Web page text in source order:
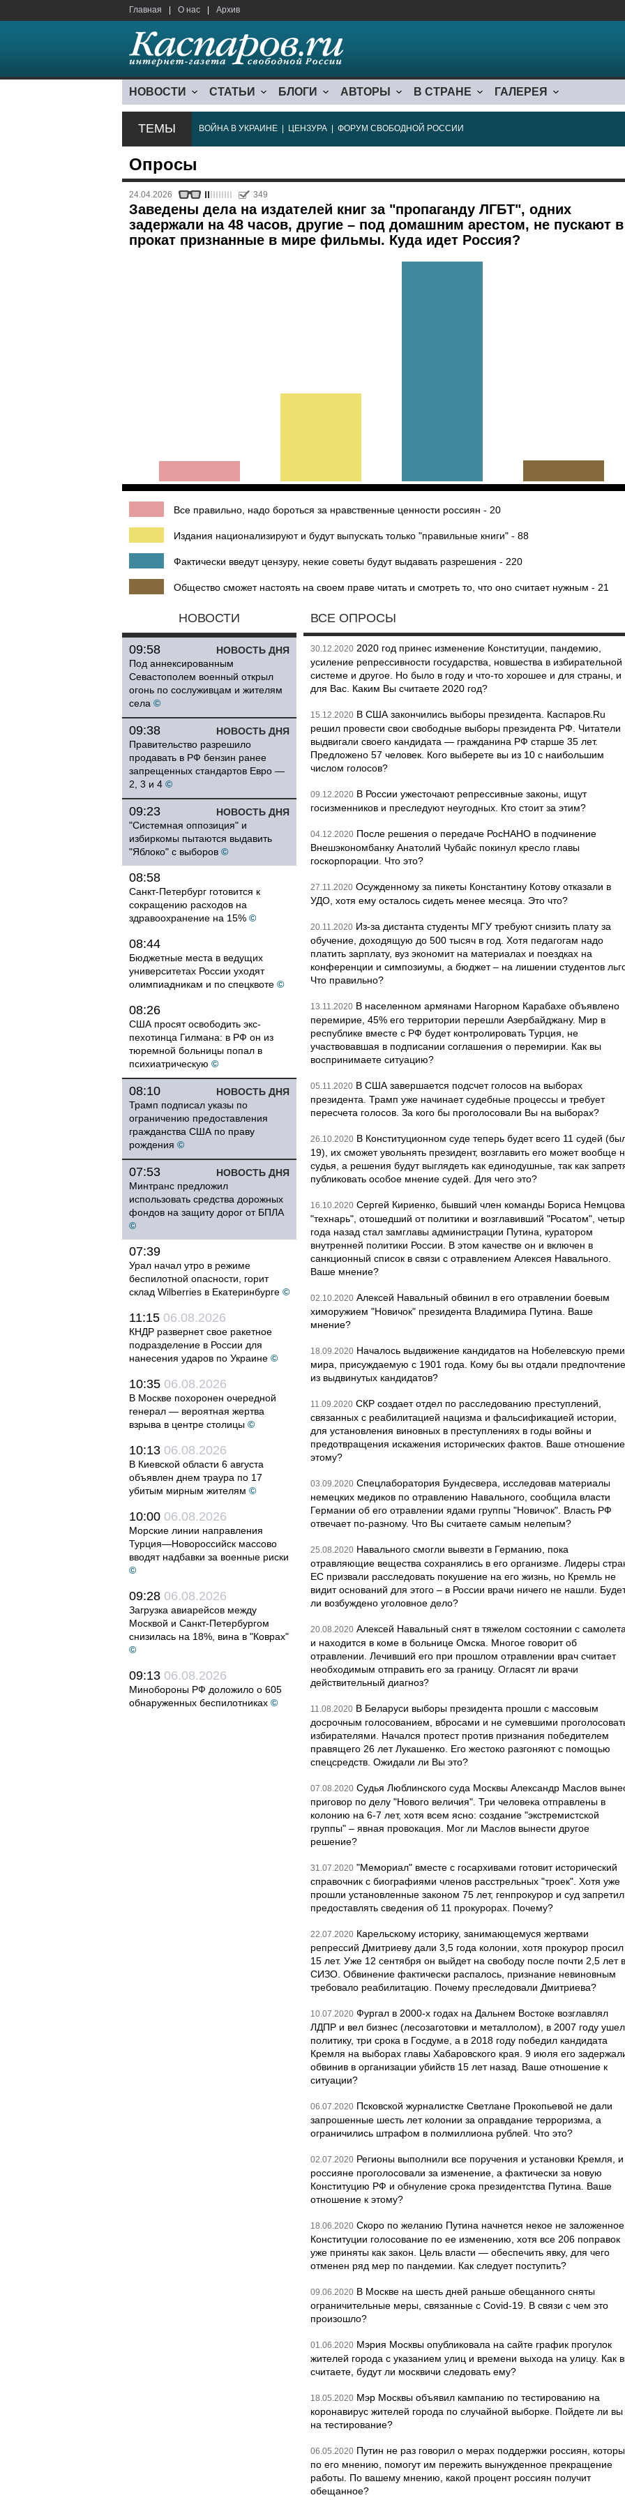
Главная О нас Архив
НОВОСТИ СТАТЬИ БЛОГИ АВТОРЫ В СТРАНЕ ГАЛЕРЕЯ
ТЕМЫ ВОЙНА В УКРАИНЕ ЦЕНЗУРА ФОРУМ СВОБОДНОЙ РОССИИ
Опросы
24.04.2026 349
Заведены дела на издателей книг за "пропаганду ЛГБТ", одних
задержали на 48 часов, другие – под домашним арестом, не пускают в
прокат признанные в мире фильмы. Куда идет Россия?
Все правильно, надо бороться за нравственные ценности россиян - 20
Издания национализируют и будут выпускать только "правильные книги" - 88
Фактически введут цензуру, некие советы будут выдавать разрешения - 220
Общество сможет настоять на своем праве читать и смотреть то, что оно считает нужным - 21
НОВОСТИ
НОВОСТЬ ДНЯ
09:58
Под аннексированным
Севастополем военный открыл
огонь по сослуживцам и жителям
села ©
НОВОСТЬ ДНЯ
09:38
Правительство разрешило
продавать в РФ бензин ранее
запрещенных стандартов Евро —
2, 3 и 4 ©
НОВОСТЬ ДНЯ
09:23
"Системная оппозиция" и
избиркомы пытаются выдавить
"Яблоко" с выборов ©
08:58
Санкт-Петербург готовится к
сокращению расходов на
здравоохранение на 15% ©
08:44
Бюджетные места в ведущих
университетах России уходят
олимпиадникам и по спецквоте ©
08:26
США просят освободить экс-
пехотинца Гилмана: в РФ он из
тюремной больницы попал в
психиатрическую ©
НОВОСТЬ ДНЯ
08:10
Трамп подписал указы по
ограничению предоставления
гражданства США по праву
рождения ©
НОВОСТЬ ДНЯ
07:53
Минтранс предложил
использовать средства дорожных
фондов на защиту дорог от БПЛА
©
07:39
Урал начал утро в режиме
беспилотной опасности, горит
склад Wilberries в Екатеринбурге ©
11:15 06.08.2026
КНДР развернет свое ракетное
подразделение в России для
нанесения ударов по Украине ©
10:35 06.08.2026
В Москве похоронен очередной
генерал — вероятная жертва
взрыва в центре столицы ©
10:13 06.08.2026
В Киевской области 6 августа
объявлен днем траура по 17
убитым мирным жителям ©
10:00 06.08.2026
Морские линии направления
Турция—Новороссийск массово
вводят надбавки за военные риски
©
09:28 06.08.2026
Загрузка авиарейсов между
Москвой и Санкт-Петербургом
снизилась на 18%, вина в "Коврах"
©
09:13 06.08.2026
Минобороны РФ доложило о 605
обнаруженных беспилотниках ©
ВСЕ ОПРОСЫ
30.12.2020 2020 год принес изменение Конституции, пандемию,
усиление репрессивности государства, новшества в избирательной
системе и другое. Но было в году и что-то хорошее и для страны, и
для Вас. Каким Вы считаете 2020 год?
15.12.2020 В США закончились выборы президента. Каспаров.Ru
решил провести свои свободные выборы президента РФ. Читатели
выдвигали своего кандидата — гражданина РФ старше 35 лет.
Предложено 57 человек. Кого выберете вы из 10 с наибольшим
числом голосов?
09.12.2020 В России ужесточают репрессивные законы, ищут
госизменников и преследуют неугодных. Кто стоит за этим?
04.12.2020 После решения о передаче РосНАНО в подчинение
Внешэкономбанку Анатолий Чубайс покинул кресло главы
госкорпорации. Что это?
27.11.2020 Осужденному за пикеты Константину Котову отказали в
УДО, хотя ему осталось сидеть менее месяца. Это что?
20.11.2020 Из-за дистанта студенты МГУ требуют снизить плату за
обучение, доходящую до 500 тысяч в год. Хотя педагогам надо
платить зарплату, вуз экономит на материалах и поездках на
конференции и симпозиумы, а бюджет – на лишении студентов
Что правильно?
13.11.2020 В населенном армянами Нагорном Карабахе объявлено
перемирие, 45% его территории перешли Азербайджану. Мир в
республике вместе с РФ будет контролировать Турция, не
участвовавшая в подписании соглашения о перемирии. Как вы
воспринимаете ситуацию?
05.11.2020 В США завершается подсчет голосов на выборах
президента. Трамп уже начинает судебные процессы и требует
пересчета голосов. За кого бы проголосовали Вы на выборах?
26.10.2020 В Конституционном суде теперь будет всего 11 судей
19), их сможет увольнять президент, возглавить его может вообще
судья, а решения будут выглядеть как единодушные, так как
публиковать особое мнение судей. Для чего это?
16.10.2020 Сергей Кириенко, бывший член команды Бориса Немцова,
"технарь", отошедший от политики и возглавивший "Росатом",
года назад стал замглавы администрации Путина, куратором
внутренней политики России. В этом качестве он и включен в
санкционный список в связи с отравлением Алексея Навального.
Ваше мнение?
02.10.2020 Алексей Навальный обвинил в его отравлении боевым
химоружием "Новичок" президента Владимира Путина. Ваше
мнение?
18.09.2020 Началось выдвижение кандидатов на Нобелевскую
мира, присуждаемую с 1901 года. Кому бы вы отдали предпочтение
из выдвинутых кандидатов?
11.09.2020 СКР создает отдел по расследованию преступлений,
связанных с реабилитацией нацизма и фальсификацией истории,
для установления виновных в преступлениях в годы войны и
предотвращения искажения исторических фактов. Ваше
этому?
03.09.2020 Спецлаборатория Бундесвера, исследовав материалы
немецких медиков по отравлению Навального, сообщила власти
Германии об его отравлении ядами группы "Новичок". Власть РФ
отвечает по-разному. Что Вы считаете самым нелепым?
25.08.2020 Навального смогли вывезти в Германию, пока
отравляющие вещества сохранялись в его организме. Лидеры
ЕС призвали расследовать покушение на его жизнь, но Кремль не
видит оснований для этого – в России врачи ничего не нашли.
ли возбуждено уголовное дело?
20.08.2020 Алексей Навальный снят в тяжелом состоянии с самолета
и находится в коме в больнице Омска. Многое говорит об
отравлении. Лечивший его при прошлом отравлении врач считает
необходимым отправить его за границу. Огласят ли врачи
действительный диагноз?
11.08.2020 В Беларуси выборы президента прошли с массовым
досрочным голосованием, вбросами и не сумевшими
избирателями. Начался протест против признания победителем
правящего 26 лет Лукашенко. Его жестоко разгоняют с помощью
спецсредств. Ожидали ли Вы это?
07.08.2020 Судья Люблинского суда Москвы Александр Маслов
приговор по делу "Нового величия". Три человека отправлены в
колонию на 6-7 лет, хотя всем ясно: создание "экстремистской
группы" – явная провокация. Мог ли Маслов вынести другое
решение?
31.07.2020 "Мемориал" вместе с госархивами готовит исторический
справочник с биографиями членов расстрельных "троек". Хотя уже
прошли установленные законом 75 лет, генпрокурор и суд
предоставлять сведения об 11 прокурорах. Почему?
22.07.2020 Карельскому историку, занимающемуся жертвами
репрессий Дмитриеву дали 3,5 года колонии, хотя прокурор просил
15 лет. Уже 12 сентября он выйдет на свободу после почти 2,5 лет в
СИЗО. Обвинение фактически распалось, признание невиновным
требовало реабилитацию. Почему преследовали Дмитриева?
10.07.2020 Фургал в 2000-х годах на Дальнем Востоке возглавлял
ЛДПР и вел бизнес (лесозаготовки и металлолом), в 2007 году
политику, три срока в Госдуме, а в 2018 году победил кандидата
Кремля на выборах главы Хабаровского края. 9 июля его
обвинив в организации убийств 15 лет назад. Ваше отношение к
ситуации?
06.07.2020 Псковской журналистке Светлане Прокопьевой не дали
запрошенные шесть лет колонии за оправдание терроризма, а
ограничились штрафом в полмиллиона рублей. Что это?
02.07.2020 Регионы выполнили все поручения и установки Кремля, и
россияне проголосовали за изменение, а фактически за новую
Конституцию РФ и обнуление срока президентства Путина. Ваше
отношение к этому?
18.06.2020 Скоро по желанию Путина начнется некое не
Конституции голосование по ее изменению, хотя все 206 поправок
уже приняты как закон. Цель власти — обеспечить явку, для чего
отменен ряд мер по пандемии. Как следует поступить?
09.06.2020 В Москве на шесть дней раньше обещанного сняты
ограничительные меры, связанные с Covid-19. В связи с чем это
произошло?
01.06.2020 Мэрия Москвы опубликовала на сайте график прогулок
жителей города с указанием улиц и времени выхода на улицу. Как
считаете, будут ли москвичи следовать ему?
18.05.2020 Мэр Москвы объявил кампанию по тестированию на
коронавирус жителей города по случайной выборке. Пойдете ли вы
на тестирование?
06.05.2020 Путин не раз говорил о мерах поддержки россиян,
по его мнению, помогут им пережить вынужденное прекращение
работы. По вашему мнению, какой процент россиян получит
обещанное?